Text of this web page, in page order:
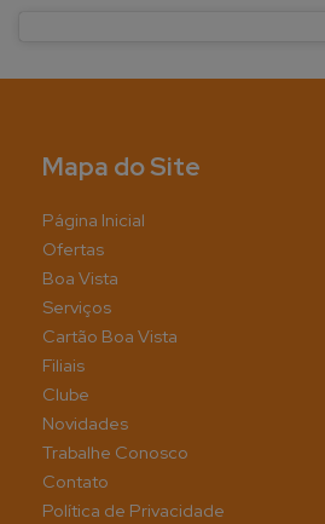
Mapa do Site
Página Inicial
Ofertas
Boa Vista
Serviços
Cartão Boa Vista
Filiais
Clube
Novidades
Trabalhe Conosco
Contato
Política de Privacidade